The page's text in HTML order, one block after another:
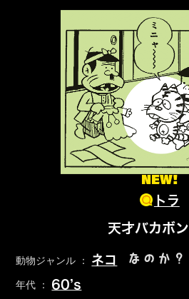
NEW!
トラ
天才バカボン
動物ジャンル ： ネコ なのか？
年代 ： 60’s